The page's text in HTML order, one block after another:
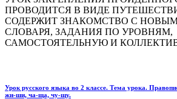
ПРОВОДИТСЯ В ВИДЕ
СОДЕРЖИТ ЗНАКОМСТВО С
СЛОВАРЯ, ЗАДАНИЯ ПО УРОВНЯМ,
САМОСТОЯТЕЛЬНУЮ И
Урок русского языка во 2 классе. Тема урока.
жи-ши, ча-ща, чу-щу.